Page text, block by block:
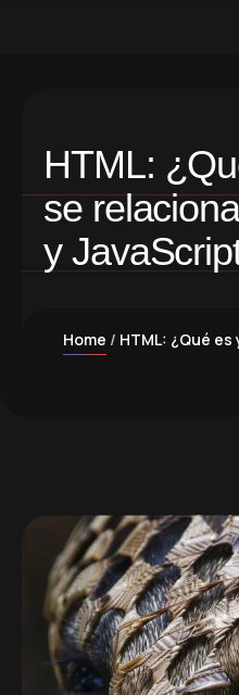
HTML:
se
y
Home HTML: ¿Qué es y como